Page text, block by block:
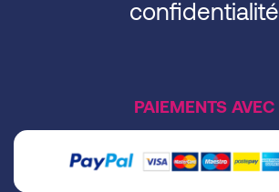
confidentialité
PAIEMENTS AVEC